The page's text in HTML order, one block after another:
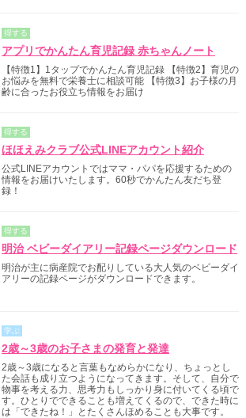
得する
アプリでかんたん育児記録 赤ちゃんノート
【特徴1】1タップでかんたん育児記録 【特徴2】育児の
お悩みを無料で栄養士に相談可能 【特徴3】お子様の月
齢に合ったお役立ち情報をお届け
得する
ほほえみクラブ公式LINEアカウント紹介
公式LINEアカウントではママ・パパを応援するための
情報をお届けいたします。60秒でかんたん友だち登
録！
得する
明治 ベビーダイアリー記録ページダウンロード
明治が主に病産院でお配りしている大人気のベビーダイ
アリーの記録ページがダウンロードできます。
学ぶ
2歳～3歳のお子さまの発育と発達
2歳～3歳になると言葉もなめらかになり、ちょっとし
た会話も成り立つようになってきます。そして、自分で
物事を考える力、思考力もしっかり身に付いてくる頃で
す。ひとりでできることも増えてくるので、できた時に
は「できたね！」とたくさんほめることも大事です。